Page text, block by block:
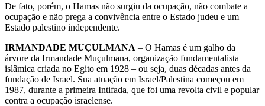
De fato, porém, o Hamas não surgiu da ocupação, não combate a
ocupação e não prega a convivência entre o Estado judeu e um
Estado palestino independente.
IRMANDADE MUÇULMANA – O Hamas é um galho da
árvore da Irmandade Muçulmana, organização fundamentalista
islâmica criada no Egito em 1928 – ou seja, duas décadas antes da
fundação de Israel. Sua atuação em Israel/Palestina começou em
1987, durante a primeira Intifada, que foi uma revolta civil e popular
contra a ocupação israelense.